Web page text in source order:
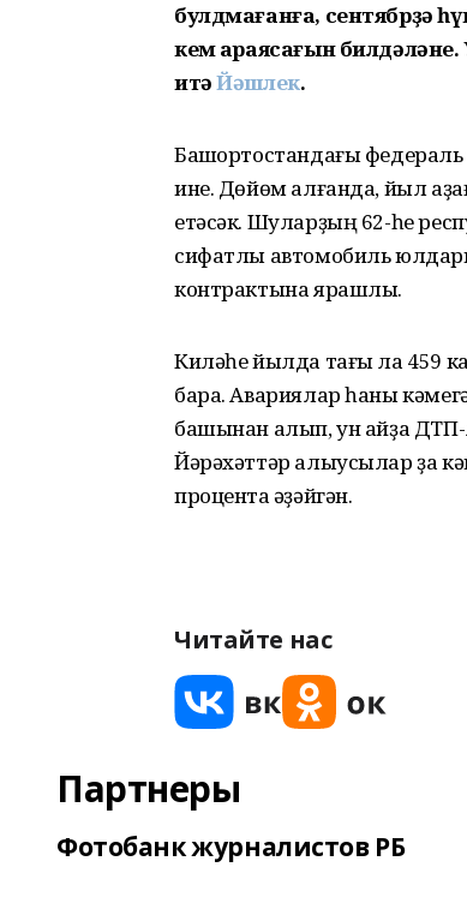
булдмағанға, сентябрҙә
кем ҡараясағын
итәЙәшлек.
Башҡортостандағы федераль
ине. Дөйөм алғанда, йыл
етәсәк. Шуларҙың 62-һе
сифатлы автомобиль
контрактына ярашлы.
Киләһе йылда тағы ла 459
бара. Авариялар һаны
башынан алып, ун айҙа ДТП-
Йәрәхәттәр алыусылар ҙа
процентҡа әҙәйгән.
Читайте нас
Партнеры
Фотобанк журналистов РБ